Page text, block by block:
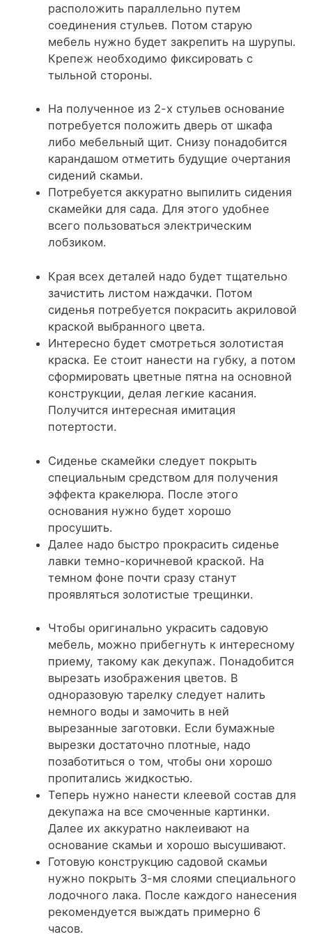
расположить параллельно путем
соединения стульев. Потом старую
мебель нужно будет закрепить на шурупы.
Крепеж необходимо фиксировать с
тыльной стороны.
На полученное из 2-х стульев основание
потребуется положить дверь от шкафа
либо мебельный щит. Снизу понадобится
карандашом отметить будущие очертания
сидений скамьи.
Потребуется аккуратно выпилить сидения
скамейки для сада. Для этого удобнее
всего пользоваться электрическим
лобзиком.
Края всех деталей надо будет тщательно
зачистить листом наждачки. Потом
сиденья потребуется покрасить акриловой
краской выбранного цвета.
Интересно будет смотреться золотистая
краска. Ее стоит нанести на губку, а потом
сформировать цветные пятна на основной
конструкции, делая легкие касания.
Получится интересная имитация
потертости.
Сиденье скамейки следует покрыть
специальным средством для получения
эффекта кракелюра. После этого
основания нужно будет хорошо
просушить.
Далее надо быстро прокрасить сиденье
лавки темно-коричневой краской. На
темном фоне почти сразу станут
проявляться золотистые трещинки.
Чтобы оригинально украсить садовую
мебель, можно прибегнуть к интересному
приему, такому как декупаж. Понадобится
вырезать изображения цветов. В
одноразовую тарелку следует налить
немного воды и замочить в ней
вырезанные заготовки. Если бумажные
вырезки достаточно плотные, надо
позаботиться о том, чтобы они хорошо
пропитались жидкостью.
Теперь нужно нанести клеевой состав для
декупажа на все смоченные картинки.
Далее их аккуратно наклеивают на
основание скамьи и хорошо высушивают.
Готовую конструкцию садовой скамьи
нужно покрыть 3-мя слоями специального
лодочного лака. После каждого нанесения
рекомендуется выждать примерно 6
часов.